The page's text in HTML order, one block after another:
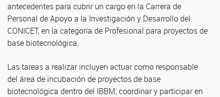
antecedentes para cubrir un cargo en la Carrera de
Personal de Apoyo a la Investigación y Desarrollo del
CONICET, en la categoría de Profesional para proyectos de
base biotecnológica.
Las tareas a realizar incluyen actuar como responsable
del área de incubación de proyectos de base
biotecnológica dentro del IBBM; coordinar y participar en